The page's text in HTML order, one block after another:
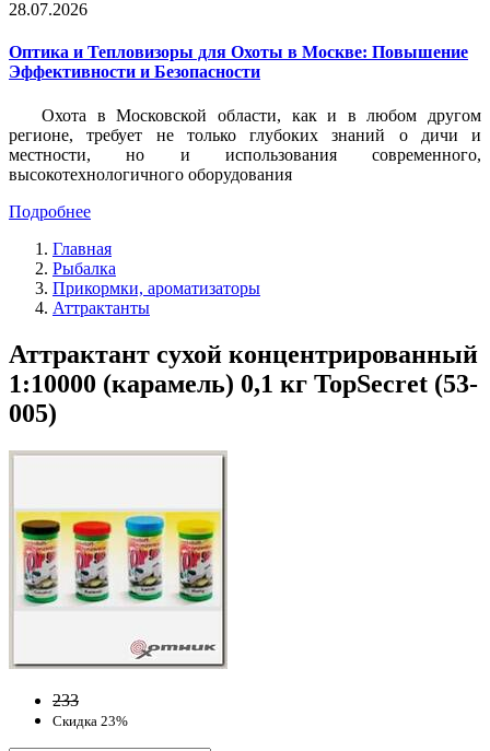
28.07.2026
Оптика и Тепловизоры для Охоты в Москве: Повышение
Эффективности и Безопасности
Охота в Московской области, как и в любом другом
регионе, требует не только глубоких знаний о дичи и
местности, но и использования современного,
высокотехнологичного оборудования
Подробнее
Главная
Рыбалка
Прикормки, ароматизаторы
Аттрактанты
Аттрактант сухой концентрированный
1:10000 (карамель) 0,1 кг TopSecret (53-
005)
233
Скидка 23%